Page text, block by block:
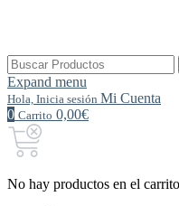
Buscar
por:
Expand menu
Hola, Inicia sesión Mi Cuenta
0 Carrito 0,00€
No hay productos en el carrito